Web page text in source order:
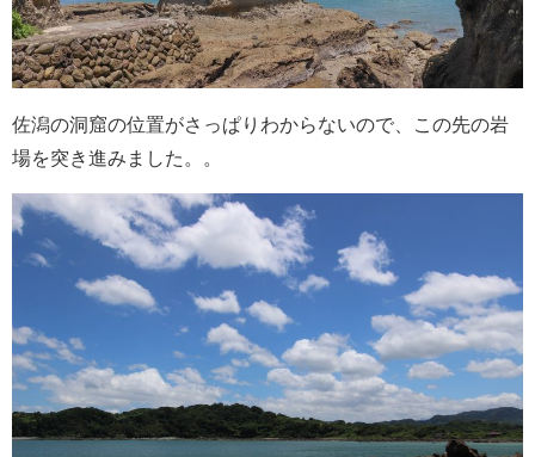
佐潟の洞窟の位置がさっぱりわからないので、この先の岩
場を突き進みました。。